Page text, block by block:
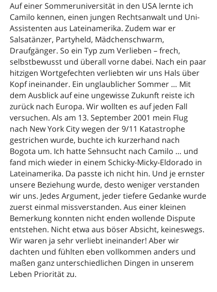
Auf einer Sommeruniversität in den USA lernte ich
Camilo kennen, einen jungen Rechtsanwalt und Uni-
Assistenten aus Lateinamerika. Zudem war er
Salsatänzer, Partyheld, Mädchenschwarm,
Draufgänger. So ein Typ zum Verlieben – frech,
selbstbewusst und überall vorne dabei. Nach ein paar
hitzigen Wortgefechten verliebten wir uns Hals über
Kopf ineinander. Ein unglaublicher Sommer … Mit
dem Ausblick auf eine ungewisse Zukunft reiste ich
zurück nach Europa. Wir wollten es auf jeden Fall
versuchen. Als am 13. September 2001 mein Flug
nach New York City wegen der 9/11 Katastrophe
gestrichen wurde, buchte ich kurzerhand nach
Bogota um. Ich hatte Sehnsucht nach Camilo … und
fand mich wieder in einem Schicky-Micky-Eldorado in
Lateinamerika. Da passte ich nicht hin. Und je ernster
unsere Beziehung wurde, desto weniger verstanden
wir uns. Jedes Argument, jeder tiefere Gedanke wurde
zuerst einmal missverstanden. Aus einer kleinen
Bemerkung konnten nicht enden wollende Dispute
entstehen. Nicht etwa aus böser Absicht, keineswegs.
Wir waren ja sehr verliebt ineinander! Aber wir
dachten und fühlten eben vollkommen anders und
maßen ganz unterschiedlichen Dingen in unserem
Leben Priorität zu.